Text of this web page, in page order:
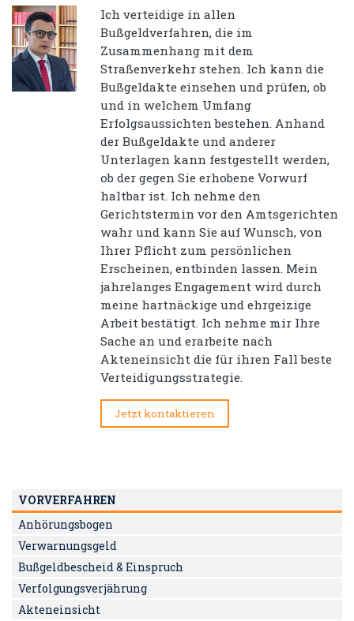
Ich verteidige in allen
Bußgeldverfahren, die im
Zusammenhang mit dem
Straßenverkehr stehen. Ich kann die
Bußgeldakte einsehen und prüfen, ob
und in welchem Umfang
Erfolgsaussichten bestehen. Anhand
der Bußgeldakte und anderer
Unterlagen kann festgestellt werden,
ob der gegen Sie erhobene Vorwurf
haltbar ist. Ich nehme den
Gerichtstermin vor den Amtsgerichten
wahr und kann Sie auf Wunsch, von
Ihrer Pflicht zum persönlichen
Erscheinen, entbinden lassen. Mein
jahrelanges Engagement wird durch
meine hartnäckige und ehrgeizige
Arbeit bestätigt. Ich nehme mir Ihre
Sache an und erarbeite nach
Akteneinsicht die für ihren Fall beste
Verteidigungsstrategie.
Jetzt kontaktieren
VORVERFAHREN
Anhörungsbogen
Verwarnungsgeld
Bußgeldbescheid & Einspruch
Verfolgungsverjährung
Akteneinsicht